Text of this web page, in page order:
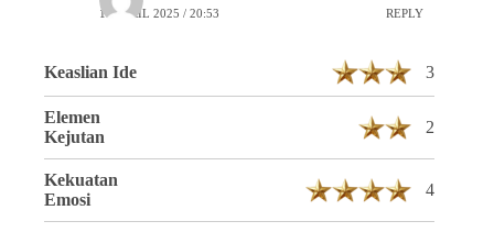
16 APRIL 2025 / 20:53 REPLY
Keaslian Ide 3
Elemen
Kejutan
2
Kekuatan
Emosi
4